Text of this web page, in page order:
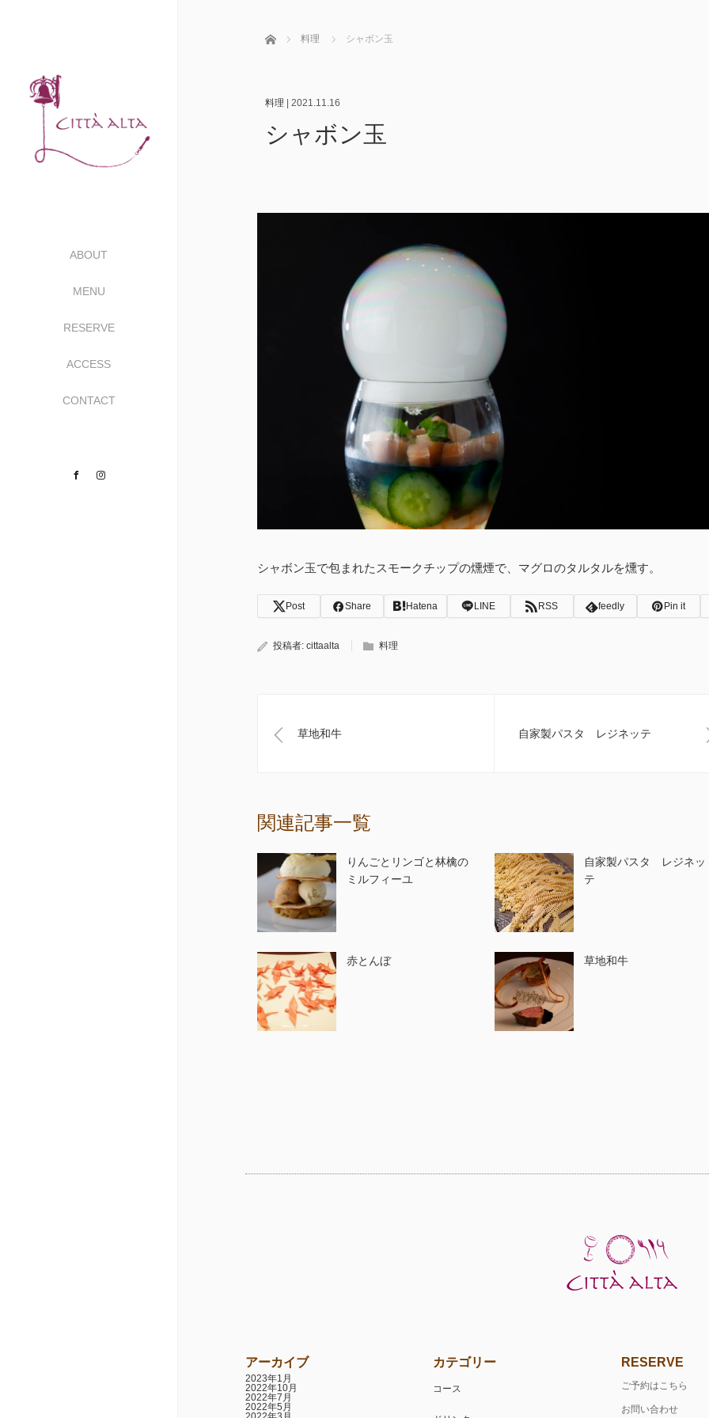
ABOUT
MENU
RESERVE
ACCESS
CONTACT
Facebook
ホーム 料理 シャボン玉
料理 2021.11.16
シャボン玉
シャボン玉で包まれたスモークチップの燻煙で、マグロのタルタルを燻す。
Post Share Hatena LINE RSS feedly Pin it
投稿者: cittaalta 料理
草地和牛 自家製パスタ レジネッテ
関連記事一覧
りんごとリンゴと林檎の
ミルフィーユ
自家製パスタ レジネッ
テ
赤とんぼ 草地和牛
アーカイブ
2023年1月
2022年10月
2022年7月
2022年5月
カテゴリー
コース
RESERVE
ご予約はこちら
お問い合わせ